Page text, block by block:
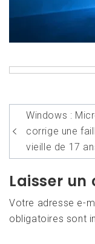
de
l’article
Windows :
corrige une
vieille de 17
Laisser
Votre adresse e-
obligatoires sont